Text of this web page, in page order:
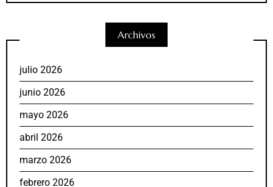
Archivos
julio 2026
junio 2026
mayo 2026
abril 2026
marzo 2026
febrero 2026